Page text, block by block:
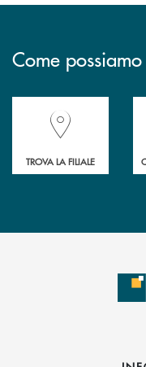
Come possiamo
Accedi all' elenco
TROVA LA FILIALE